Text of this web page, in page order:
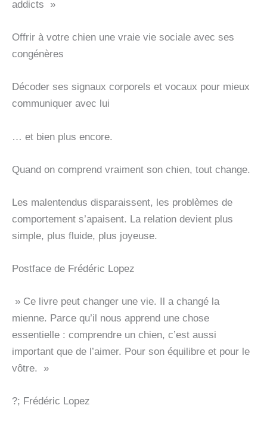
addicts »
Offrir à votre chien une vraie vie sociale avec ses
congénères
Décoder ses signaux corporels et vocaux pour mieux
communiquer avec lui
… et bien plus encore.
Quand on comprend vraiment son chien, tout change.
Les malentendus disparaissent, les problèmes de
comportement s’apaisent. La relation devient plus
simple, plus fluide, plus joyeuse.
Postface de Frédéric Lopez
» Ce livre peut changer une vie. Il a changé la
mienne. Parce qu’il nous apprend une chose
essentielle : comprendre un chien, c’est aussi
important que de l’aimer. Pour son équilibre et pour le
vôtre. »
?; Frédéric Lopez